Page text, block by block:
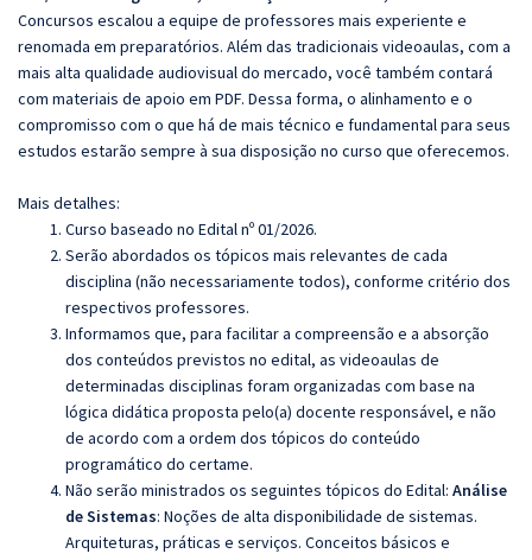
Concursos escalou a equipe de professores mais experiente e
renomada em preparatórios. Além das tradicionais videoaulas, com a
mais alta qualidade audiovisual do mercado, você também contará
com materiais de apoio em PDF. Dessa forma, o alinhamento e o
compromisso com o que há de mais técnico e fundamental para seus
estudos estarão sempre à sua disposição no curso que oferecemos.
Mais detalhes:
Curso baseado no Edital nº 01/2026.
Serão abordados os tópicos mais relevantes de cada
disciplina (não necessariamente todos), conforme critério dos
respectivos professores.
Informamos que, para facilitar a compreensão e a absorção
dos conteúdos previstos no edital, as videoaulas de
determinadas disciplinas foram organizadas com base na
lógica didática proposta pelo(a) docente responsável, e não
de acordo com a ordem dos tópicos do conteúdo
programático do certame.
Não serão ministrados os seguintes tópicos do Edital: Análise
de Sistemas: Noções de alta disponibilidade de sistemas.
Arquiteturas, práticas e serviços. Conceitos básicos e